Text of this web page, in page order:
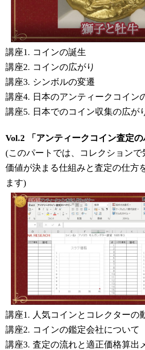
講座1. コインの誕生
講座2. コインの広がり
講座3. シンボルの変遷
講座4. 日本のアンティークコイン
講座5. 日本でのコイン収集の広が
Vol.2 「アンティークコイン査定の
(このパートでは、コレクション
価値が決まる仕組みと査定の仕方
ます)
講座1. 人気コインとコレクターの
講座2. コインの鑑定会社について
講座3. 査定の流れと適正価格算出